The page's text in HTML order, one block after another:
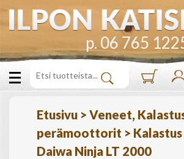
p. 06 765
Etusivu > Veneet,
perämoottorit > Kalastus
Daiwa Ninja LT 2000